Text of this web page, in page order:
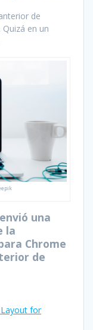
de
en un
una
la
Chrome
de
for